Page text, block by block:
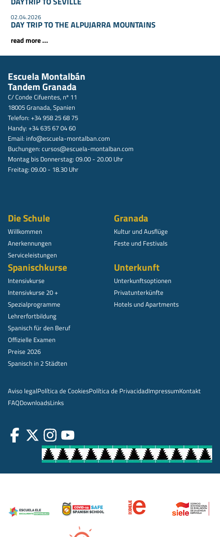
02.04.2026
DAY TRIP TO THE ALPUJARRA MOUNTAINS
read more ...
Escuela Montalbán
Tandem Granada
C/ Conde Cifuentes, nº 11
18005 Granada, Spanien
Telefon: +34 958 25 68 75
Handy: +34 635 67 04 60
Email: info@escuela-montalban.com
Buchungen: cursos@escuela-montalban.com
Montag bis Donnerstag: 09.00 - 20.00 Uhr
Freitag: 09.00 - 18.30 Uhr
Die Schule
Willkommen
Anerkennungen
Serviceleistungen
Granada
Kultur und Ausflüge
Feste und Festivals
Spanischkurse
Intensivkurse
Intensivkurse 20 +
Spezialprogramme
Lehrerfortbildung
Spanisch für den Beruf
Offizielle Examen
Preise 2026
Spanisch in 2 Städten
Unterkunft
Unterkunftsoptionen
Privatunterkünfte
Hotels und Apartments
Aviso legalPolítica de CookiesPolítica de PrivacidadImpressumKontakt
FAQDownloadsLinks